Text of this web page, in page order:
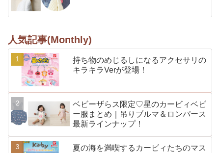
人気記事(Monthly)
持ち物のめじるしになるアクセサリの
キラキラVerが登場！
ベビーザらス限定♡星のカービィベビ
ー服まとめ｜吊りブルマ＆ロンパース
最新ラインナップ！
夏の海を満喫するカービィたちのマス